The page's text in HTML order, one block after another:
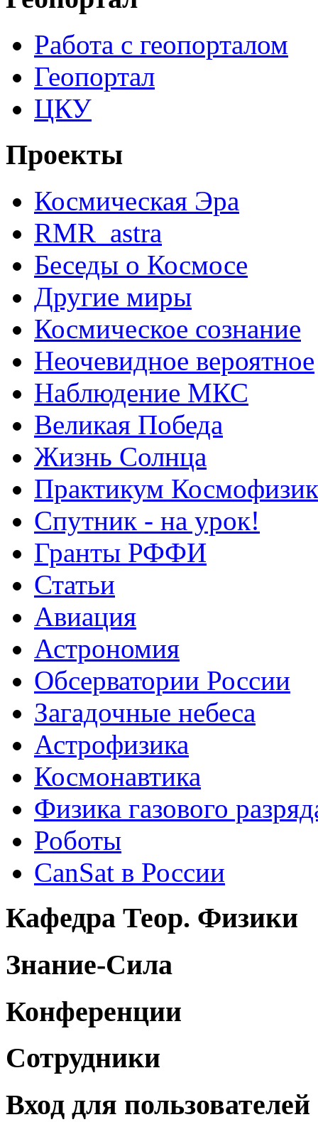
Работа с геопорталом
Геопортал
ЦКУ
Проекты
Космическая Эра
RMR_astra
Беседы о Космосе
Другие миры
Космическое сознание
Неочевидное вероятное
Наблюдение МКС
Великая Победа
Жизнь Солнца
Практикум
Спутник - на урок!
Гранты РФФИ
Статьи
Авиация
Астрономия
Обсерватории России
Загадочные небеса
Астрофизика
Космонавтика
Физика газового
Роботы
CanSat в России
Кафедра Теор. Физики
Знание-Сила
Конференции
Сотрудники
Вход для пользователей